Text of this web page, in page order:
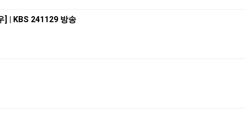
] | KBS 241129 방송